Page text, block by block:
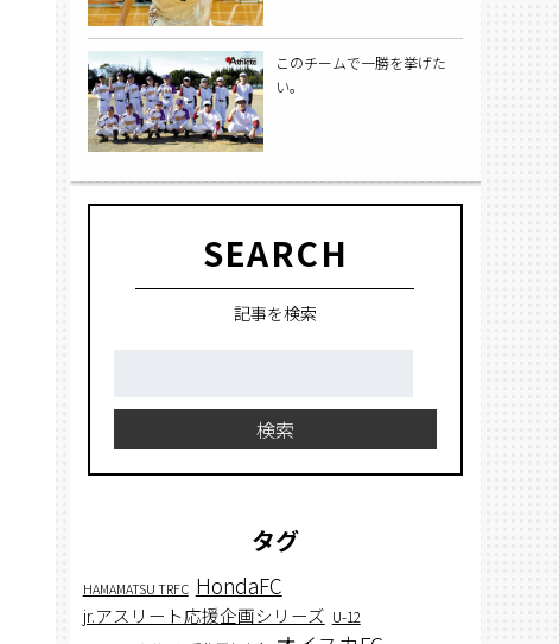
このチームで一勝を挙げた
い。
SEARCH
記事を検索
検索
タグ
HAMAMATSU TRFC HondaFC
jr.アスリート応援企画シリーズ U-12